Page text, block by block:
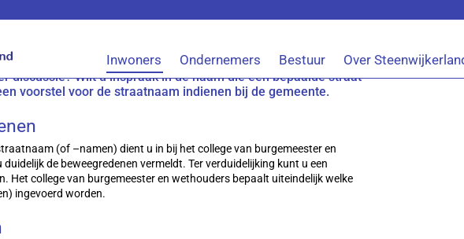
Inwoners Ondernemers Bestuur Over
bij u in de buurt nieuwe straten aan of staat de naam van een
discussie? Wilt u inspraak in de naam die een bepaalde straat
voorstel voor de straatnaam indienen bij de gemeente.
(of –namen) dient u in bij het college van burgemeester en
de beweegredenen vermeldt. Ter verduidelijking kunt u een
Het college van burgemeester en wethouders bepaalt uiteindelijk welke
ingevoerd worden.